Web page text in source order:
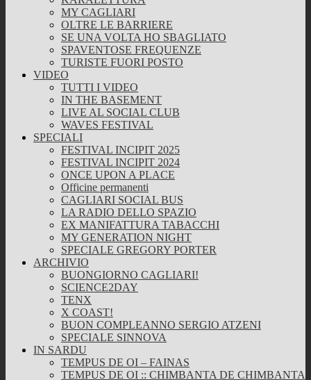
MY CAGLIARI
OLTRE LE BARRIERE
SE UNA VOLTA HO SBAGLIATO
SPAVENTOSE FREQUENZE
TURISTE FUORI POSTO
VIDEO
TUTTI I VIDEO
IN THE BASEMENT
LIVE AL SOCIAL CLUB
WAVES FESTIVAL
SPECIALI
FESTIVAL INCIPIT 2025
FESTIVAL INCIPIT 2024
ONCE UPON A PLACE
Officine permanenti
CAGLIARI SOCIAL BUS
LA RADIO DELLO SPAZIO
EX MANIFATTURA TABACCHI
MY GENERATION NIGHT
SPECIALE GREGORY PORTER
ARCHIVIO
BUONGIORNO CAGLIARI!
SCIENCE2DAY
TENX
X COAST!
BUON COMPLEANNO SERGIO ATZENI
SPECIALE SINNOVA
IN SARDU
TEMPUS DE OI – FAINAS
TEMPUS DE OI :: CHIMBANTA DE CHIMBANTA